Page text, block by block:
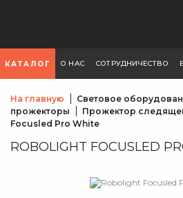
КАТАЛОГ О НАС СОТРУДНИЧЕСТВО
На главную Световое
прожекторы
Прожектор
Focusled Pro White
ROBOLIGHT FOCUSLED